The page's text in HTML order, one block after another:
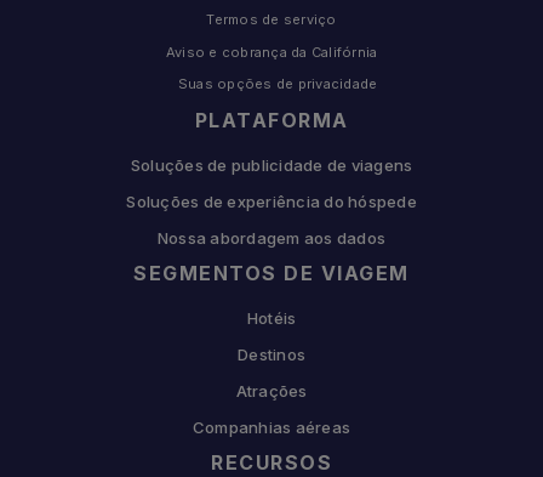
PLATAFORMA
Soluções de publicidade de viagens
Soluções de experiência do hóspede
Nossa abordagem aos dados
SEGMENTOS DE VIAGEM
Hotéis
Destinos
Atrações
Companhias aéreas
RECURSOS
Termos de serviço
Aviso e cobrança da Califórnia
Suas opções de privacidade